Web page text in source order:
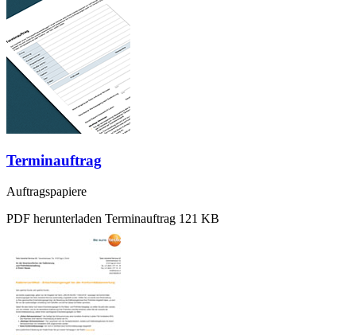
Terminauftrag
Auftragspapiere
PDF herunterladen Terminauftrag 121 KB